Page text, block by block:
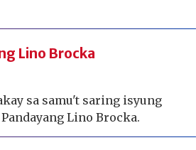
Lino Brocka
sa samu't saring isyung
Lino Brocka.